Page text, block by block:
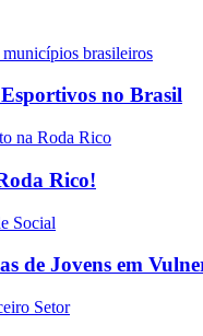
no Brasil
Rico!
de Jovens em